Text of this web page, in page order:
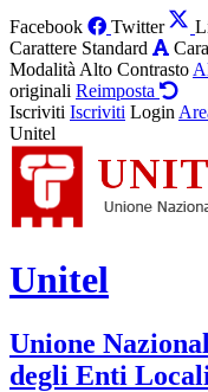
Facebook Twitter
Carattere Standard
Modalità Alto Contrasto
originali Reimposta
Iscriviti Iscriviti Login
Unitel
Unitel
Unione
degli Enti